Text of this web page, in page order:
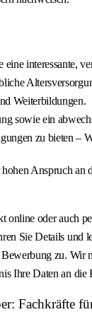
interessante,
Weiterbildungen.
sowie ein
zu bieten –
Anspruch
online oder auch
Sie Details
zu. Wir
Ihre Daten an
Fachkräfte